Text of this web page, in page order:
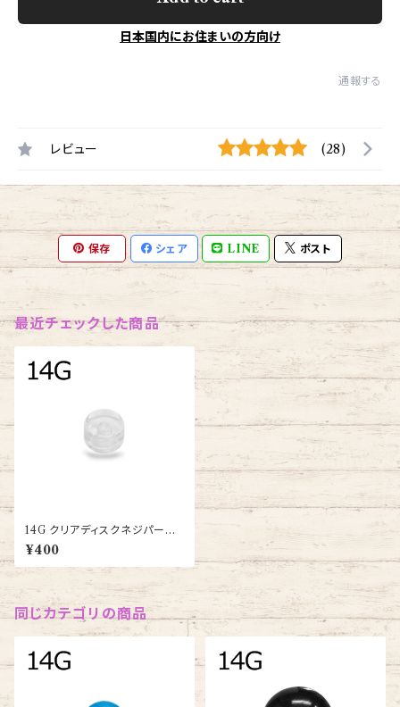
日本国内にお住まいの方向け
通報する
レビュー (28)
保存 シェア LINE ポスト
最近チェックした商品
14G クリアディスクネジパーツ
(UV-THDS-14G-CL-BA)
¥400
同じカテゴリの商品